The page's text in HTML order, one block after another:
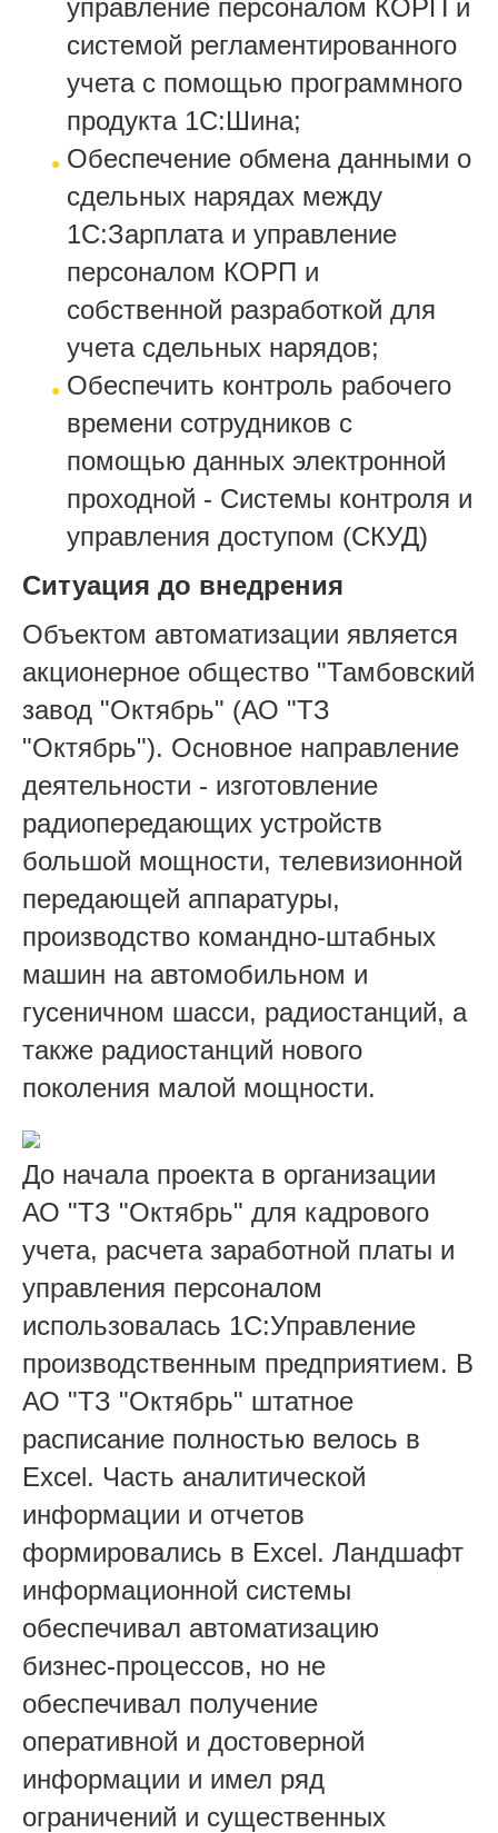
управление персоналом КОРП и
системой регламентированного
учета с помощью программного
продукта 1С:Шина;
Обеспечение обмена данными о
сдельных нарядах между
1С:Зарплата и управление
персоналом КОРП и
собственной разработкой для
учета сдельных нарядов;
Обеспечить контроль рабочего
времени сотрудников с
помощью данных электронной
проходной - Системы контроля и
управления доступом (СКУД)
Ситуация до внедрения
Объектом автоматизации является
акционерное общество "Тамбовский
завод "Октябрь" (АО "ТЗ
"Октябрь"). Основное направление
деятельности - изготовление
радиопередающих устройств
большой мощности, телевизионной
передающей аппаратуры,
производство командно-штабных
машин на автомобильном и
гусеничном шасси, радиостанций, а
также радиостанций нового
поколения малой мощности.
До начала проекта в организации
АО "ТЗ "Октябрь" для кадрового
учета, расчета заработной платы и
управления персоналом
использовалась 1С:Управление
производственным предприятием. В
АО "ТЗ "Октябрь" штатное
расписание полностью велось в
Excel. Часть аналитической
информации и отчетов
формировались в Excel. Ландшафт
информационной системы
обеспечивал автоматизацию
бизнес-процессов, но не
обеспечивал получение
оперативной и достоверной
информации и имел ряд
ограничений и существенных